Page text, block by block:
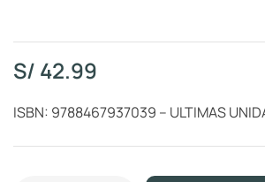
S/ 42.99
ISBN: 9788467937039 – ULTIMAS